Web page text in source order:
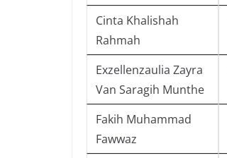
Cinta Khalishah
Rahmah
Exzellenzaulia Zayra
Van Saragih Munthe
Fakih Muhammad
Fawwaz